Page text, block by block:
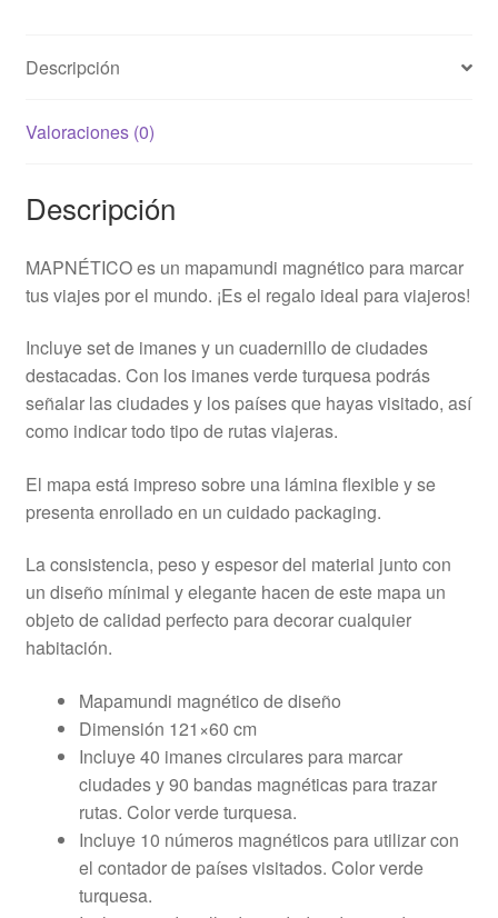
Descripción
Valoraciones (0)
Descripción
MAPNÉTICO es un mapamundi magnético para marcar
tus viajes por el mundo. ¡Es el regalo ideal para viajeros!
Incluye set de imanes y un cuadernillo de ciudades
destacadas. Con los imanes verde turquesa podrás
señalar las ciudades y los países que hayas visitado, así
como indicar todo tipo de rutas viajeras.
El mapa está impreso sobre una lámina flexible y se
presenta enrollado en un cuidado packaging.
La consistencia, peso y espesor del material junto con
un diseño mínimal y elegante hacen de este mapa un
objeto de calidad perfecto para decorar cualquier
habitación.
Mapamundi magnético de diseño
Dimensión 121×60 cm
Incluye 40 imanes circulares para marcar
ciudades y 90 bandas magnéticas para trazar
rutas. Color verde turquesa.
Incluye 10 números magnéticos para utilizar con
el contador de países visitados. Color verde
turquesa.